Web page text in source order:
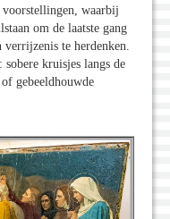
voorstellingen, waarbij
om de laatste gang
te herdenken.
kruisjes langs de
gebeeldhouwde